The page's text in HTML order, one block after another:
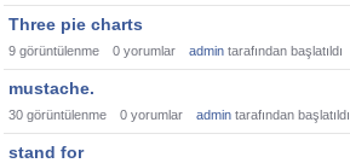
Three pie charts
9 görüntülenme 0 yorumlar admin tarafından başlatıldı
mustache.
30 görüntülenme 0 yorumlar admin tarafından başlatıldı
stand for